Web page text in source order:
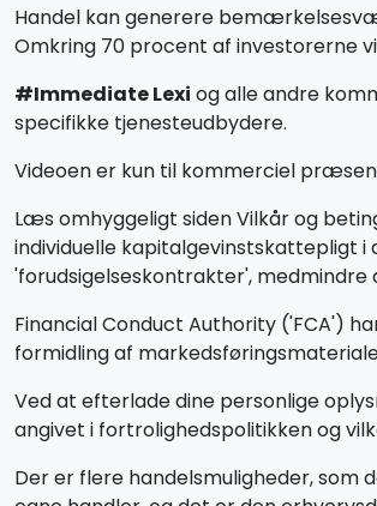
Handel kan generere
Omkring 70 procent af investorerne
#Immediate Lexi og alle andre
specifikke tjenesteudbydere.
Videoen er kun til kommerciel
Læs omhyggeligt siden Vilkår og
individuelle kapitalgevinstskattepligt
'forudsigelseskontrakter',
Financial Conduct Authority ('FCA')
formidling af
Ved at efterlade dine personlige
angivet i fortrolighedspolitikken og
Der er flere handelsmuligheder,